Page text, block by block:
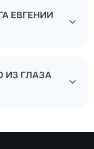
ЕВГЕНИИ
ГЛАЗА